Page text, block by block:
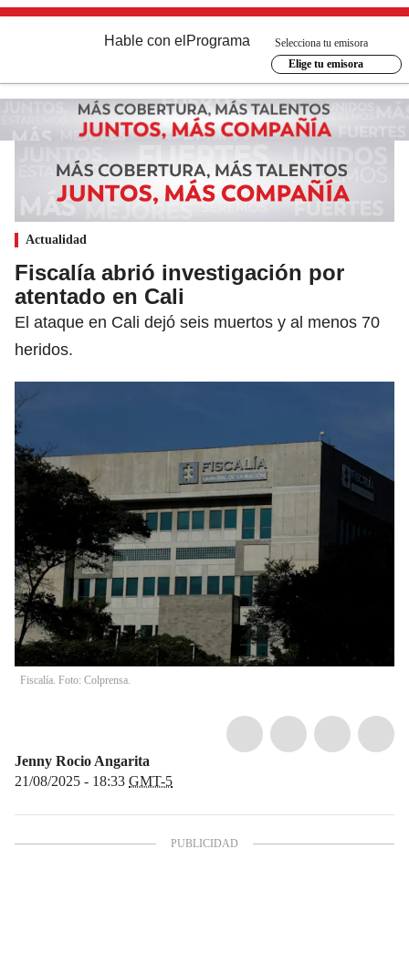
Hable con el Programa
Selecciona tu emisora
Elige tu emisora
Actualidad
Fiscalía abrió investigación por
atentado en Cali
El ataque en Cali dejó seis muertos y al menos 70
heridos.
Fiscalía. Foto: Colprensa.
Jenny Rocio Angarita
21/08/2025 - 18:33 GMT-5